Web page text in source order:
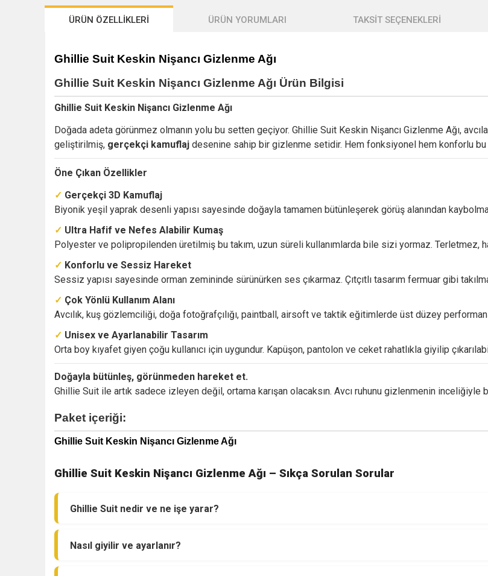
ÜRÜN ÖZELLİKLERİ ÜRÜN YORUMLARI TAKSİT SEÇENEKLERİ
Ghillie Suit Keskin Nişancı Gizlenme Ağı
Ghillie Suit Keskin Nişancı Gizlenme Ağı Ürün Bilgisi
Ghillie Suit Keskin Nişancı Gizlenme Ağı
Doğada adeta görünmez olmanın yolu bu setten geçiyor. Ghillie Suit Keskin Nişancı Gizlenme Ağı,
geliştirilmiş, gerçekçi kamuflajdesenine sahip bir gizlenme setidir. Hem fonksiyonel hem konforlu
Öne Çıkan Özellikler
✓ Gerçekçi 3D Kamuflaj
Biyonik yeşil yaprak desenli yapısı sayesinde doğayla tamamen bütünleşerek görüş alanından
✓ Ultra Hafif ve Nefes Alabilir Kumaş
Polyester ve polipropilenden üretilmiş bu takım, uzun süreli kullanımlarda bile sizi yormaz. Terletmez,
✓ Konforlu ve Sessiz Hareket
Sessiz yapısı sayesinde orman zemininde sürünürken ses çıkarmaz. Çıtçıtlı tasarım fermuar gibi
✓ Çok Yönlü Kullanım Alanı
Avcılık, kuş gözlemciliği, doğa fotoğrafçılığı, paintball, airsoft ve taktik eğitimlerde üst düzey
✓ Unisex ve Ayarlanabilir Tasarım
Orta boy kıyafet giyen çoğu kullanıcı için uygundur. Kapüşon, pantolon ve ceket rahatlıkla giyilip
Doğayla bütünleş, görünmeden hareket et.
Ghillie Suit ile artık sadece izleyen değil, ortama karışan olacaksın. Avcı ruhunu gizlenmenin inceliğiyle
Paket içeriği:
Ghillie Suit Keskin Nişancı Gizlenme Ağı
Ghillie Suit Keskin Nişancı Gizlenme Ağı – Sıkça Sorulan Sorular
Ghillie Suit nedir ve ne işe yarar?
Nasıl giyilir ve ayarlanır?